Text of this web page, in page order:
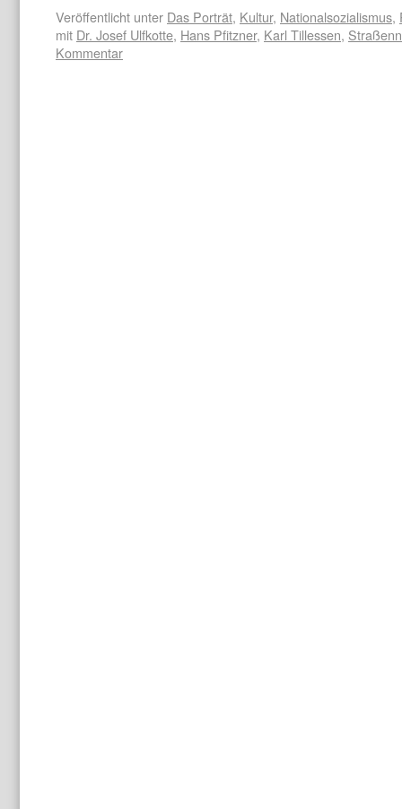
Veröffentlicht unter Das Porträt, Kultur, Nationalsozialismus,
mit Dr. Josef Ulfkotte, Hans Pfitzner, Karl Tillessen,
Kommentar